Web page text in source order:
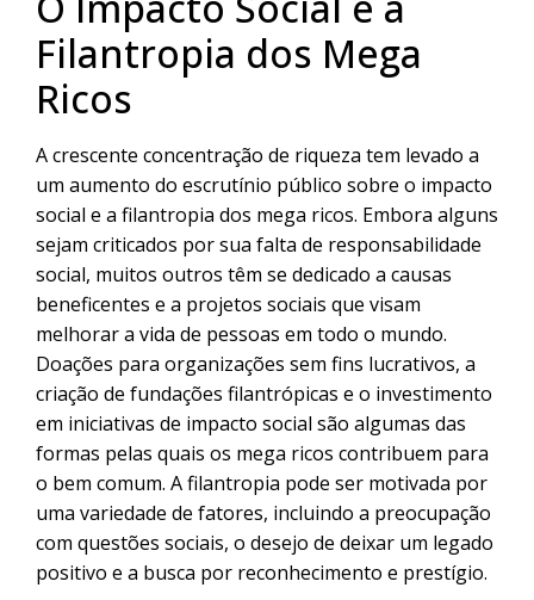
Filantropia dos Mega
Ricos
A crescente concentração de riqueza tem levado a
um aumento do escrutínio público sobre o impacto
social e a filantropia dos mega ricos. Embora alguns
sejam criticados por sua falta de responsabilidade
social, muitos outros têm se dedicado a causas
beneficentes e a projetos sociais que visam
melhorar a vida de pessoas em todo o mundo.
Doações para organizações sem fins lucrativos, a
criação de fundações filantrópicas e o investimento
em iniciativas de impacto social são algumas das
formas pelas quais os mega ricos contribuem para
o bem comum. A filantropia pode ser motivada por
uma variedade de fatores, incluindo a preocupação
com questões sociais, o desejo de deixar um legado
positivo e a busca por reconhecimento e prestígio.